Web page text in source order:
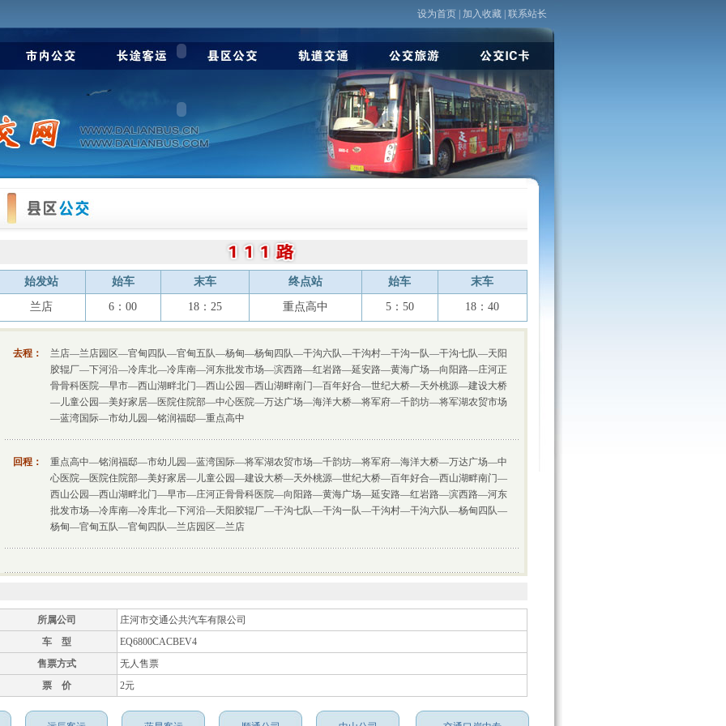
设为首页| 加入收藏| 联系站长
始发站 始车 末车 终点站 始车 末车
兰店 6：00 18：25 重点高中 5：50 18：40
去程： 兰店—兰店园区—官甸四队—官甸五队—杨甸—杨甸四队—干沟六队—干沟村—干沟一队—干沟七队—天阳
胶辊厂—下河沿—冷库北—冷库南—河东批发市场—滨西路—红岩路—延安路—黄海广场—向阳路—庄河正
骨骨科医院—早市—西山湖畔北门—西山公园—西山湖畔南门—百年好合—世纪大桥—天外桃源—建设大桥
—儿童公园—美好家居—医院住院部—中心医院—万达广场—海洋大桥—将军府—千韵坊—将军湖农贸市场
—蓝湾国际—市幼儿园—铭润福邸—重点高中
回程：
重点高中—铭润福邸—市幼儿园—蓝湾国际—将军湖农贸市场—千韵坊—将军府—海洋大桥—万达广场—中
心医院—医院住院部—美好家居—儿童公园—建设大桥—天外桃源—世纪大桥—百年好合—西山湖畔南门—
西山公园—西山湖畔北门—早市—庄河正骨骨科医院—向阳路—黄海广场—延安路—红岩路—滨西路—河东
批发市场—冷库南—冷库北—下河沿—天阳胶辊厂—干沟七队—干沟一队—干沟村—干沟六队—杨甸四队—
杨甸—官甸五队—官甸四队—兰店园区—兰店
所属公司
庄河市交通公共汽车有限公司
车 型
EQ6800CACBEV4
售票方式
无人售票
票 价
2元